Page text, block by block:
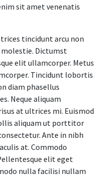
sit amet venenatis
tincidunt arcu non
molestie. Dictumst
elit ullamcorper. Metus
Tincidunt lobortis
diam phasellus
Neque aliquam
at ultrices mi. Euismod
aliquam ut porttitor
Ante in nibh
at. Commodo
elit eget
nulla facilisi nullam